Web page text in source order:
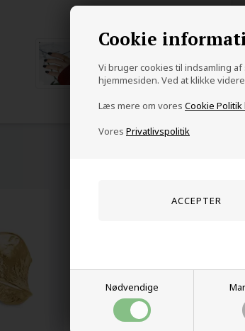
Cookie
Vi bruger cookies til indsamling
hjemmesiden. Ved at klikke
Læs mere om vores Cookie Politik
Vores Privatlivspolitik
Nødvendige